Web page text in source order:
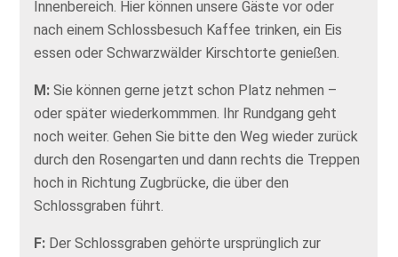
Innenbereich. Hier können unsere Gäste vor oder
nach einem Schlossbesuch Kaffee trinken, ein Eis
essen oder Schwarzwälder Kirschtorte genießen.
M: Sie können gerne jetzt schon Platz nehmen –
oder später wiederkommmen. Ihr Rundgang geht
noch weiter. Gehen Sie bitte den Weg wieder zurück
durch den Rosengarten und dann rechts die Treppen
hoch in Richtung Zugbrücke, die über den
Schlossgraben führt.
F: Der Schlossgraben gehörte ursprünglich zur